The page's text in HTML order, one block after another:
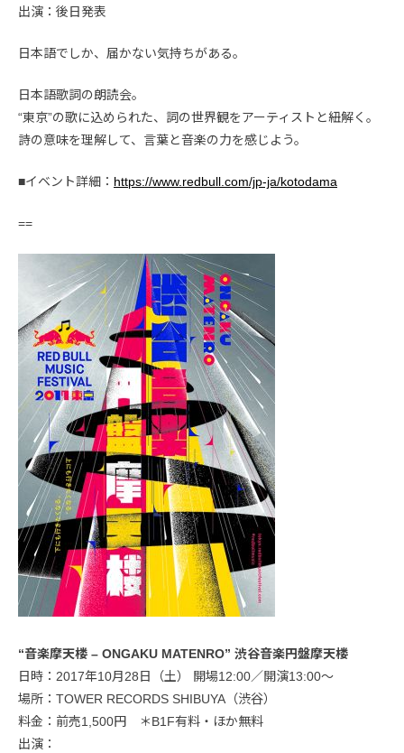
出演：後日発表
日本語でしか、届かない気持ちがある。
日本語歌詞の朗読会。
“東京”の歌に込められた、詞の世界観をアーティストと紐解く。
詩の意味を理解して、言葉と音楽の力を感じよう。
■イベント詳細： https://www.redbull.com/jp-ja/kotodama
==
“音楽摩天楼 – ONGAKU MATENRO” 渋谷音楽円盤摩天楼
日時：2017年10月28日（土） 開場12:00／開演13:00〜
場所：TOWER RECORDS SHIBUYA（渋谷）
料金：前売1,500円 ＊B1F有料・ほか無料
出演：